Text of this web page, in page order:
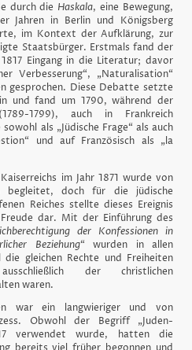
durch die Haskala, eine Bewegung,
Jahren in Berlin und Königsberg
im Kontext der Aufklärung, zur
Staatsbürger. Erstmals fand der
Eingang in die Literatur; davor
Verbesserung“, „Naturalisation“
gesprochen. Diese Debatte setzte
und fand um 1790, während der
1799), auch in Frankreich
als „Jüdische Frage“ als auch
und auf Französisch als „la
im Jahr 1871 wurde von
begleitet, doch für die jüdische
Reiches stellte dieses Ereignis
dar. Mit der Einführung des
der Konfessionen in
Beziehung“ wurden in allen
die gleichen Rechte und Freiheiten
der christlichen
waren.
war ein langwieriger und von
Obwohl der Begriff „Juden-
verwendet wurde, hatten die